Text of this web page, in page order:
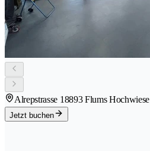
Alrepstrasse 18893 Flums Hochwiese
Jetzt buchen